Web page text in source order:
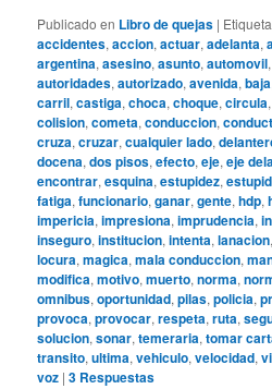
Publicado en Libro de quejas |
accidentes,accion,actuar,adelanta,
argentina,asesino,asunto,automovil
autoridades,autorizado,avenida,baja
carril,castiga,choca,choque,circula
colision,cometa,conduccion,
cruza,cruzar,cualquier lado,
docena,dos pisos,efecto,eje,eje
encontrar,esquina,estupidez,
fatiga,funcionario,ganar,gente,hdp,
impericia,impresiona,imprudencia,
inseguro,institucion,intenta,lanacion
locura,magica,mala conduccion,
modifica,motivo,muerto,norma,
omnibus,oportunidad,pilas,policia,
provoca,provocar,respeta,ruta,
solucion,sonar,temeraria,tomar
transito,ultima,vehiculo,velocidad,
voz |3 Respuestas